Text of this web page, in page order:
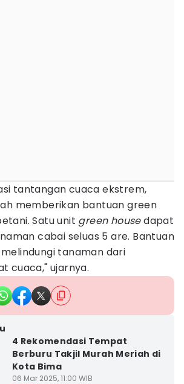
tantangan cuaca ekstrem,
memberikan bantuan green
Satu unit green housedapat
cabai seluas 5 are. Bantuan
tanaman dari
cuaca," ujarnya.
4 Rekomendasi Tempat
Berburu Takjil Murah Meriah di
Kota Bima
06 Mar 2025, 11:00 WIB